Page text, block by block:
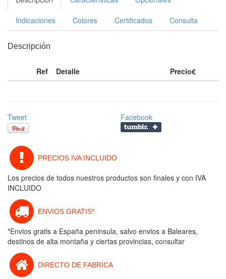
Indicaciones Colores Certificados Consulta
Descripción
Ref Detalle Precio€
Tweet Facebook
PRECIOS IVA INCLUIDO
Los precios de todos nuestros productos son finales y con IVA
INCLUIDO
ENVIOS GRATIS*
*Envios gratis a España peninsula, salvo envios a Baleares,
destinos de alta montaña y ciertas provincias, consultar
DIRECTO DE FABRICA